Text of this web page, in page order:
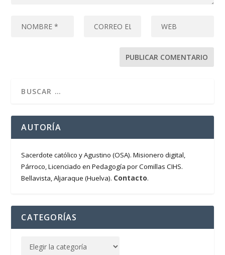
AUTORÍA
Sacerdote católico y Agustino (OSA). Misionero digital,
Párroco, Licenciado en Pedagogía por Comillas CIHS.
Bellavista, Aljaraque (Huelva). Contacto.
CATEGORÍAS